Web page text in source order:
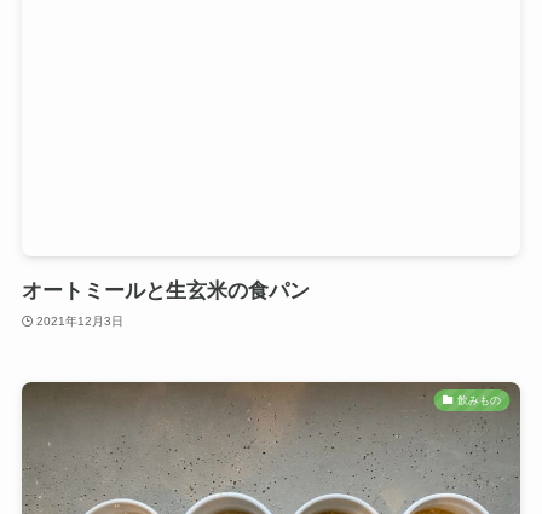
オートミールと生玄米の食パン
2021年12月3日
飲みもの